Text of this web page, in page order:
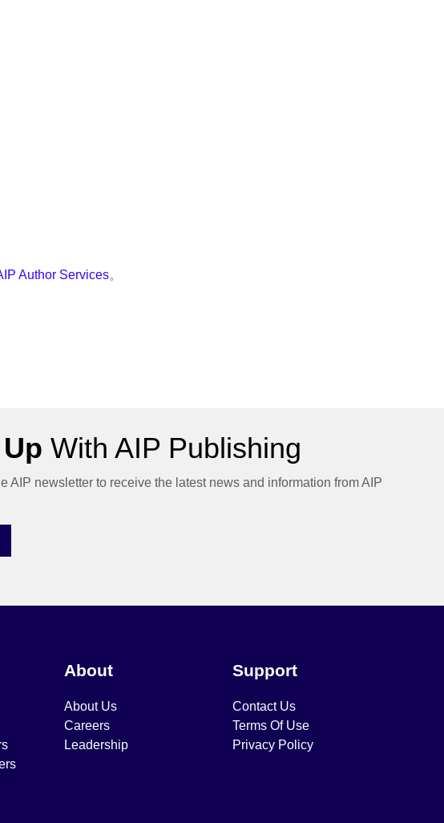
Author Services。
With AIP Publishing
AIP newsletter to receive the latest news and information from AIP
About
About Us
Careers
Leadership
Support
Contact Us
Terms Of Use
Privacy Policy